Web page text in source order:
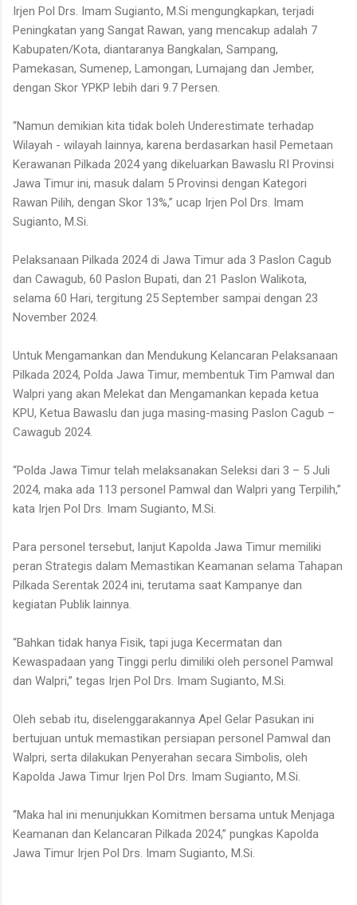
Irjen Pol Drs. Imam Sugianto, M.Si mengungkapkan, terjadi
Peningkatan yang Sangat Rawan, yang mencakup adalah 7
Kabupaten/Kota, diantaranya Bangkalan, Sampang,
Pamekasan, Sumenep, Lamongan, Lumajang dan Jember,
dengan Skor YPKP lebih dari 9.7 Persen.
“Namun demikian kita tidak boleh Underestimate terhadap
Wilayah - wilayah lainnya, karena berdasarkan hasil Pemetaan
Kerawanan Pilkada 2024 yang dikeluarkan Bawaslu RI Provinsi
Jawa Timur ini, masuk dalam 5 Provinsi dengan Kategori
Rawan Pilih, dengan Skor 13%,” ucap Irjen Pol Drs. Imam
Sugianto, M.Si.
Pelaksanaan Pilkada 2024 di Jawa Timur ada 3 Paslon Cagub
dan Cawagub, 60 Paslon Bupati, dan 21 Paslon Walikota,
selama 60 Hari, tergitung 25 September sampai dengan 23
November 2024.
Untuk Mengamankan dan Mendukung Kelancaran Pelaksanaan
Pilkada 2024, Polda Jawa Timur, membentuk Tim Pamwal dan
Walpri yang akan Melekat dan Mengamankan kepada ketua
KPU, Ketua Bawaslu dan juga masing-masing Paslon Cagub –
Cawagub 2024.
“Polda Jawa Timur telah melaksanakan Seleksi dari 3 – 5 Juli
2024, maka ada 113 personel Pamwal dan Walpri yang Terpilih,”
kata Irjen Pol Drs. Imam Sugianto, M.Si.
Para personel tersebut, lanjut Kapolda Jawa Timur memiliki
peran Strategis dalam Memastikan Keamanan selama Tahapan
Pilkada Serentak 2024 ini, terutama saat Kampanye dan
kegiatan Publik lainnya.
“Bahkan tidak hanya Fisik, tapi juga Kecermatan dan
Kewaspadaan yang Tinggi perlu dimiliki oleh personel Pamwal
dan Walpri,” tegas Irjen Pol Drs. Imam Sugianto, M.Si.
Oleh sebab itu, diselenggarakannya Apel Gelar Pasukan ini
bertujuan untuk memastikan persiapan personel Pamwal dan
Walpri, serta dilakukan Penyerahan secara Simbolis, oleh
Kapolda Jawa Timur Irjen Pol Drs. Imam Sugianto, M.Si.
“Maka hal ini menunjukkan Komitmen bersama untuk Menjaga
Keamanan dan Kelancaran Pilkada 2024,” pungkas Kapolda
Jawa Timur Irjen Pol Drs. Imam Sugianto, M.Si.